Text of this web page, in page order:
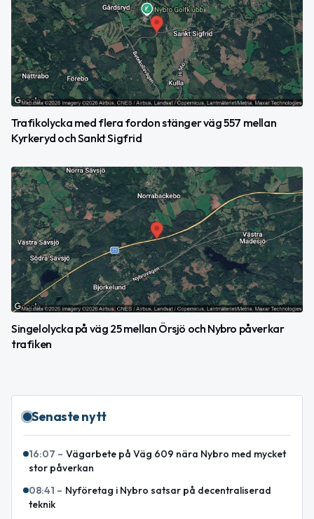
Trafikolycka med flera fordon stänger väg 557 mellan
Kyrkeryd och Sankt Sigfrid
Singelolycka på väg 25 mellan Örsjö och Nybro påverkar
trafiken
Senaste nytt
16:07 – Vägarbete på Väg 609 nära Nybro med mycket
stor påverkan
08:41 – Nyföretag i Nybro satsar på decentraliserad
teknik